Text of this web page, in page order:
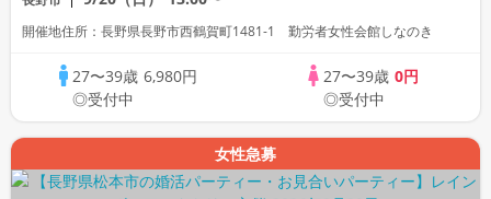
開催地住所：長野県長野市西鶴賀町1481-1 勤労者女性会館しなのき
27〜39歳 6,980円
◎受付中
27〜39歳 0円
◎受付中
女性急募